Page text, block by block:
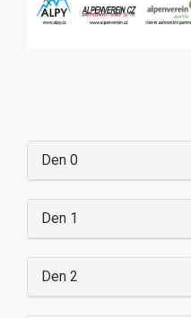
Den 0
Den 1
Den 2